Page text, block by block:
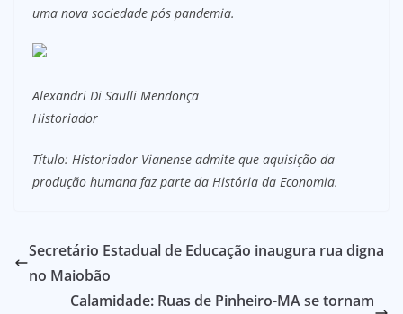
uma nova sociedade pós pandemia.
Alexandri Di Saulli Mendonça
Historiador
Título: Historiador Vianense admite que aquisição da
produção humana faz parte da História da Economia.
Secretário Estadual de Educação inaugura rua digna
no Maiobão
Calamidade: Ruas de Pinheiro-MA se tornam